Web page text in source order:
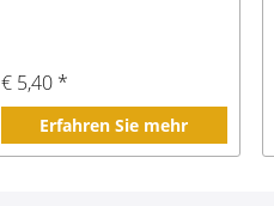
€ 5,40 *
Erfahren Sie mehr